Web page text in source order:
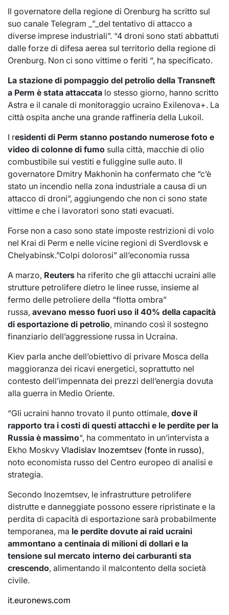
Il governatore della regione di Orenburg ha scritto sul
suo canale Telegram _”_del tentativo di attacco a
diverse imprese industriali”. “4 droni sono stati abbattuti
dalle forze di difesa aerea sul territorio della regione di
Orenburg. Non ci sono vittime o feriti “, ha specificato.
La stazione di pompaggio del petrolio della Transneft
a Perm è stata attaccata lo stesso giorno, hanno scritto
Astra e il canale di monitoraggio ucraino Exilenova+. La
città ospita anche una grande raffineria della Lukoil.
I residenti di Perm stanno postando numerose foto e
video di colonne di fumo sulla città, macchie di olio
combustibile sui vestiti e fuliggine sulle auto. Il
governatore Dmitry Makhonin ha confermato che “c’è
stato un incendio nella zona industriale a causa di un
attacco di droni”, aggiungendo che non ci sono state
vittime e che i lavoratori sono stati evacuati.
Forse non a caso sono state imposte restrizioni di volo
nel Krai di Perm e nelle vicine regioni di Sverdlovsk e
Chelyabinsk.”Colpi dolorosi” all’economia russa
A marzo, Reuters ha riferito che gli attacchi ucraini alle
strutture petrolifere dietro le linee russe, insieme al
fermo delle petroliere della “flotta ombra”
russa, avevano messo fuori uso il 40% della capacità
di esportazione di petrolio, minando così il sostegno
finanziario dell’aggressione russa in Ucraina.
Kiev parla anche dell’obiettivo di privare Mosca della
maggioranza dei ricavi energetici, soprattutto nel
contesto dell’impennata dei prezzi dell’energia dovuta
alla guerra in Medio Oriente.
“Gli ucraini hanno trovato il punto ottimale, dove il
rapporto tra i costi di questi attacchi e le perdite per la
Russia è massimo“, ha commentato in un’intervista a
Ekho Moskvy Vladislav Inozemtsev (fonte in russo),
noto economista russo del Centro europeo di analisi e
strategia.
Secondo Inozemtsev, le infrastrutture petrolifere
distrutte e danneggiate possono essere ripristinate e la
perdita di capacità di esportazione sarà probabilmente
temporanea, ma le perdite dovute ai raid ucraini
ammontano a centinaia di milioni di dollari e la
tensione sul mercato interno dei carburanti sta
crescendo, alimentando il malcontento della società
civile.
it.euronews.com